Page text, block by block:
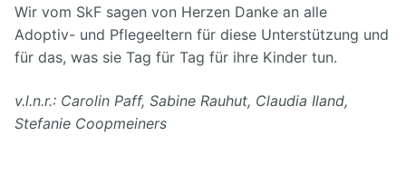
Wir vom SkF sagen von Herzen Danke an alle
Adoptiv- und Pflegeeltern für diese Unterstützung und
für das, was sie Tag für Tag für ihre Kinder tun.
v.l.n.r.: Carolin Paff, Sabine Rauhut, Claudia Iland,
Stefanie Coopmeiners